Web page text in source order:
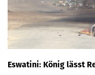
Eswatini: König lässt